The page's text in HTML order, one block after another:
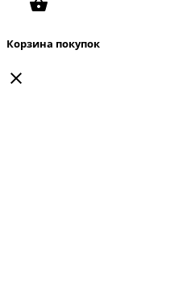
Корзина покупок